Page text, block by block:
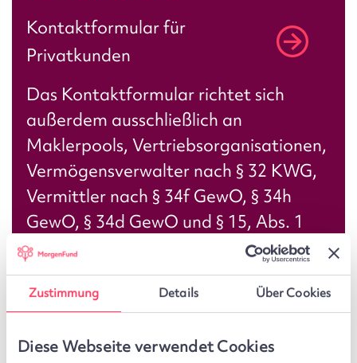
Zustimmung Details Über Cookies
Diese Webseite verwendet Cookies
Kontaktformular für
Privatkunden
Das Kontaktformular richtet sich
außerdem ausschließlich an
Maklerpools, Vertriebsorganisationen,
Vermögensverwalter nach § 32 KWG,
Vermittler nach § 34f GewO, § 34h
GewO, § 34d GewO und § 15, Abs. 1
WPiG sowie Haftungsdächer und
solltenur für besondere vertriebliche
Anfragen verwendet werden.